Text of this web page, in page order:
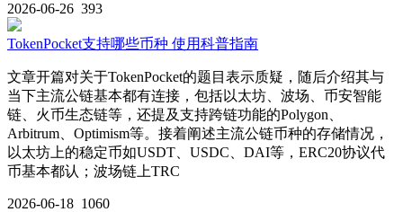
2026-06-26 393
TokenPocket支持哪些币种 使用科普指南
文章开篇对关于TokenPocket的题目表示质疑，随后介绍其与
当下主流公链基本都有连接，包括以太坊、波场、币安智能
链、火币生态链等，还提及支持跨链功能的Polygon、
Arbitrum、Optimism等。接着阐述主流公链币种的存储情况，
以太坊上的稳定币如USDT、USDC、DAI等，ERC20协议代
币基本都认；波场链上TRC
2026-06-18 1060